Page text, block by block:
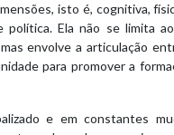
isto é, cognitiva,
política. Ela não se limita
envolve a articulação
para promover a
e em constantes